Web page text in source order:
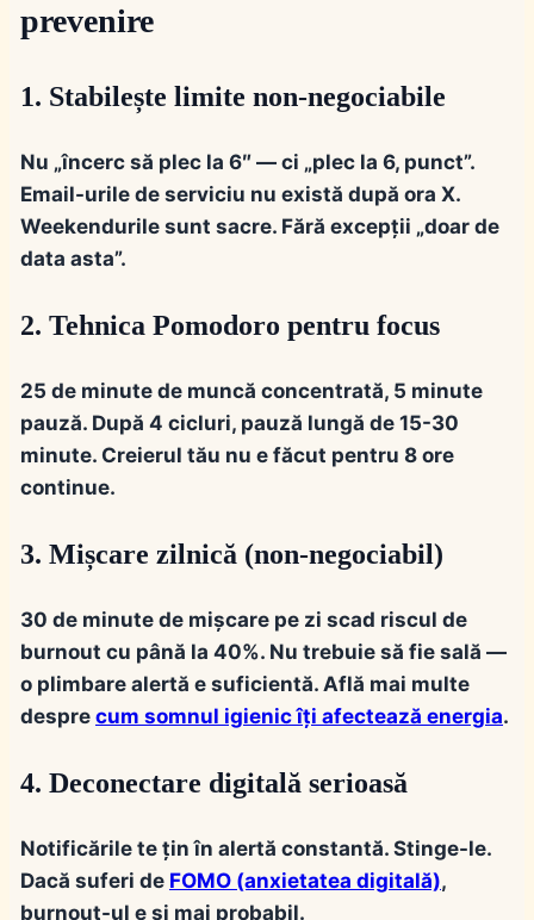
prevenire
1. Stabilește limite non-negociabile
Nu „încerc să plec la 6″ — ci „plec la 6, punct”.
Email-urile de serviciu nu există după ora X.
Weekendurile sunt sacre. Fără excepții „doar de
data asta”.
2. Tehnica Pomodoro pentru focus
25 de minute de muncă concentrată, 5 minute
pauză. După 4 cicluri, pauză lungă de 15-30
minute. Creierul tău nu e făcut pentru 8 ore
continue.
3. Mișcare zilnică (non-negociabil)
30 de minute de mișcare pe zi scad riscul de
burnout cu până la 40%. Nu trebuie să fie sală —
o plimbare alertă e suficientă. Află mai multe
despre cum somnul igienic îți afectează energia.
4. Deconectare digitală serioasă
Notificările te țin în alertă constantă. Stinge-le.
Dacă suferi de FOMO (anxietatea digitală),
burnout-ul e și mai probabil.